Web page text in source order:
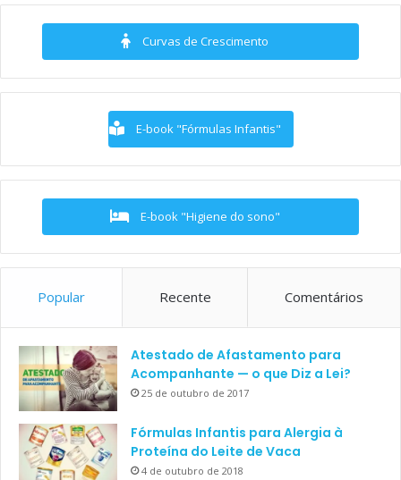
Curvas de Crescimento
E-book "Fórmulas Infantis"
E-book "Higiene do sono"
Popular Recente Comentários
Atestado de Afastamento para
Acompanhante — o que Diz a Lei?
25 de outubro de 2017
Fórmulas Infantis para Alergia à
Proteína do Leite de Vaca
4 de outubro de 2018